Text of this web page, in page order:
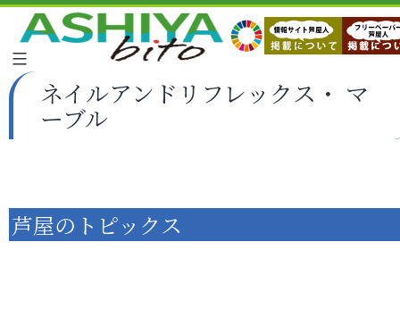
ネイルアンドリフレックス・ マ
ーブル
芦屋のトピックス